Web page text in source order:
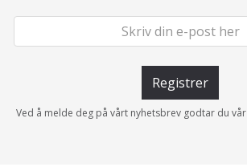
Registrer
Ved å melde deg på vårt nyhetsbrev godtar du vår